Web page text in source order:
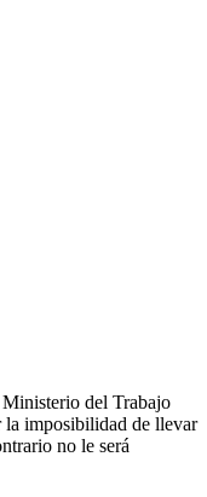
del Trabajo
la imposibilidad de llevar
no le será